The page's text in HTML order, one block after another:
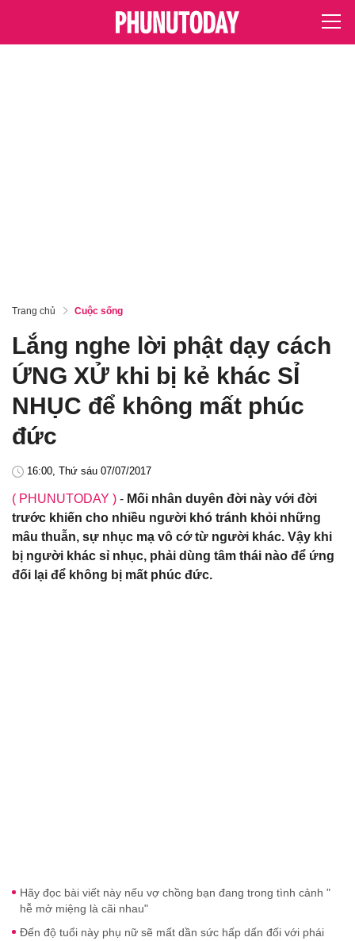
Trang chủ Cuộc sống
Lắng nghe lời phật dạy cách
ỨNG XỬ khi bị kẻ khác SỈ
NHỤC để không mất phúc
đức
16:00, Thứ sáu 07/07/2017
( PHUNUTODAY ) - Mối nhân duyên đời này với đời
trước khiến cho nhiều người khó tránh khỏi những
mâu thuẫn, sự nhục mạ vô cớ từ người khác. Vậy khi
bị người khác sỉ nhục, phải dùng tâm thái nào để ứng
đối lại để không bị mất phúc đức.
Hãy đọc bài viết này nếu vợ chồng bạn đang trong tình cảnh "
hễ mở miệng là cãi nhau"
Đến độ tuổi này phụ nữ sẽ mất dần sức hấp dấn đối với phái